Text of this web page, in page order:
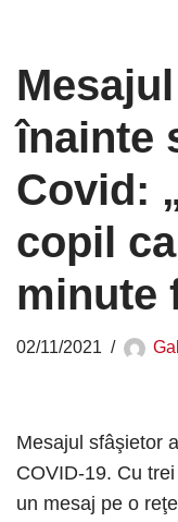
înainte
Covid:
copil
minute
02/11/2021
Mesajul sfâşietor
COVID-19. Cu
un mesaj pe o